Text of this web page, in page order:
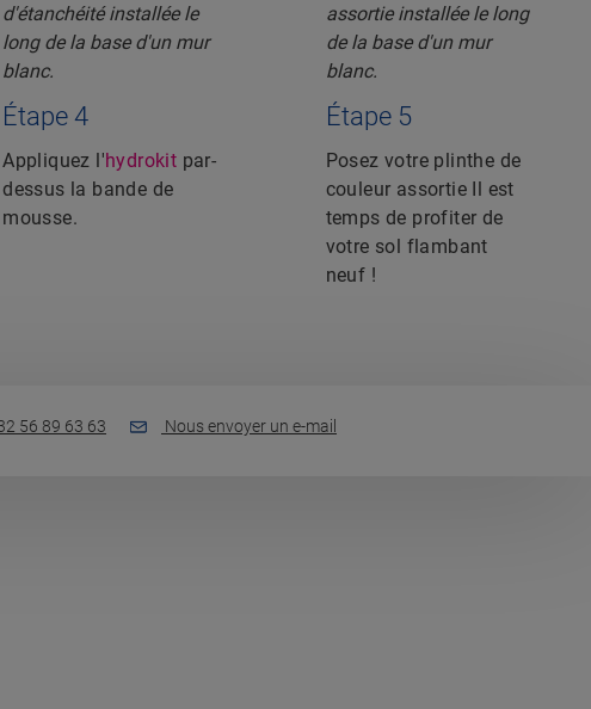
Étape 4
Appliquez l'hydrokit par-
dessus la bande de
mousse.
Étape 5
Posez votre plinthe de
couleur assortie Il est
temps de profiter de
votre sol flambant
neuf !
56 89 63 63 Nous envoyer un e-mail